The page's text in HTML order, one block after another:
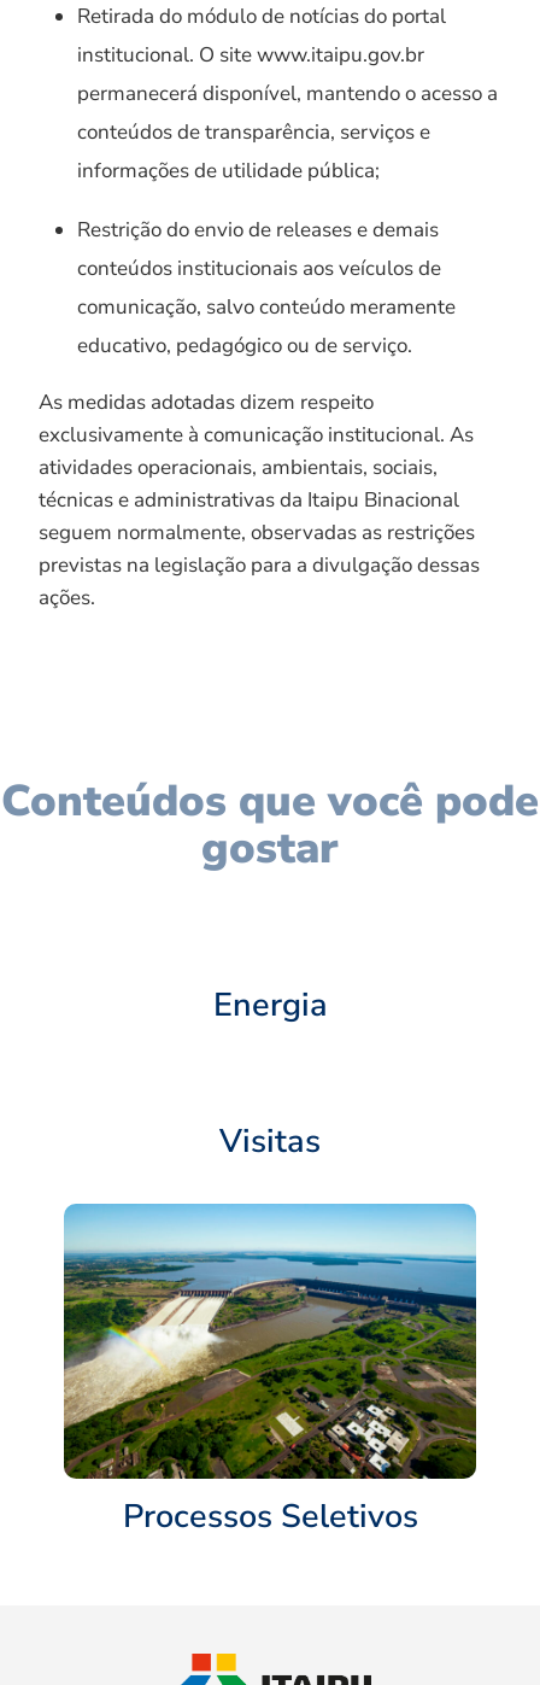
Retirada do módulo de notícias do portal
institucional. O site www.itaipu.gov.br
permanecerá disponível, mantendo o acesso a
conteúdos de transparência, serviços e
informações de utilidade pública;
Restrição do envio de releases e demais
conteúdos institucionais aos veículos de
comunicação, salvo conteúdo meramente
educativo, pedagógico ou de serviço.
As medidas adotadas dizem respeito
exclusivamente à comunicação institucional. As
atividades operacionais, ambientais, sociais,
técnicas e administrativas da Itaipu Binacional
seguem normalmente, observadas as restrições
previstas na legislação para a divulgação dessas
ações.
Conteúdos que você pode
gostar
Energia
Visitas
Processos Seletivos